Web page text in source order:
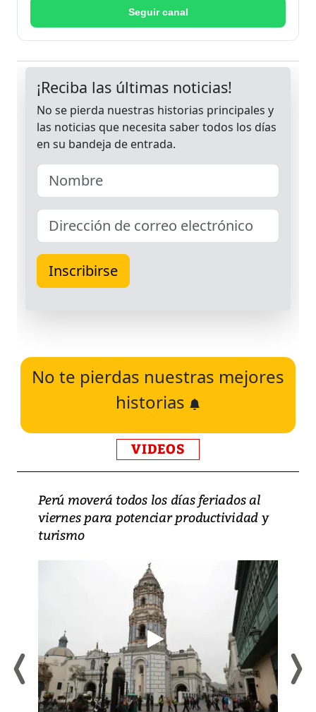
Seguir canal
No te pierdas nuestras mejores
historias
VIDEOS
Perú moverá todos los días feriados al
viernes para potenciar productividad y
turismo